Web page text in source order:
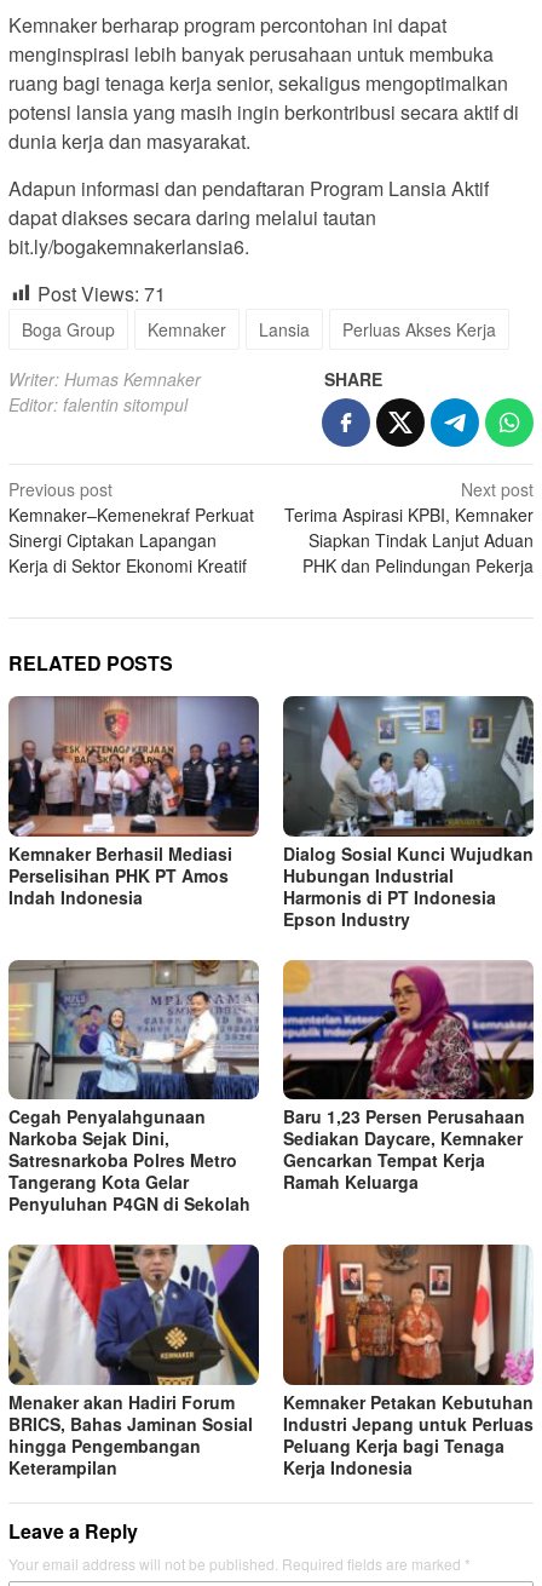
Kemnaker berharap program percontohan ini dapat
menginspirasi lebih banyak perusahaan untuk membuka
ruang bagi tenaga kerja senior, sekaligus mengoptimalkan
potensi lansia yang masih ingin berkontribusi secara aktif di
dunia kerja dan masyarakat.
Adapun informasi dan pendaftaran Program Lansia Aktif
dapat diakses secara daring melalui tautan
bit.ly/bogakemnakerlansia6.
Post Views: 71
Boga Group Kemnaker Lansia Perluas Akses Kerja
Writer: Humas Kemnaker
Editor: falentin sitompul
SHARE
Post
navigation
Previous post
Kemnaker–Kemenekraf Perkuat
Sinergi Ciptakan Lapangan
Kerja di Sektor Ekonomi Kreatif
Next post
Terima Aspirasi KPBI, Kemnaker
Siapkan Tindak Lanjut Aduan
PHK dan Pelindungan Pekerja
RELATED POSTS
Kemnaker Berhasil Mediasi
Perselisihan PHK PT Amos
Indah Indonesia
Dialog Sosial Kunci Wujudkan
Hubungan Industrial
Harmonis di PT Indonesia
Epson Industry
Cegah Penyalahgunaan
Narkoba Sejak Dini,
Satresnarkoba Polres Metro
Tangerang Kota Gelar
Penyuluhan P4GN di Sekolah
Baru 1,23 Persen Perusahaan
Sediakan Daycare, Kemnaker
Gencarkan Tempat Kerja
Ramah Keluarga
Menaker akan Hadiri Forum
BRICS, Bahas Jaminan Sosial
hingga Pengembangan
Keterampilan
Kemnaker Petakan Kebutuhan
Industri Jepang untuk Perluas
Peluang Kerja bagi Tenaga
Kerja Indonesia
Leave a Reply
Your email address will not be published. Required fields are marked *